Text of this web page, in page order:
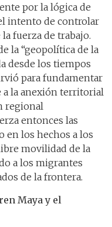
por la lógica de
intento de controlar
fuerza de trabajo.
la “geopolítica de la
desde los tiempos
para fundamentar
a la anexión territorial
regional
entonces las
en los hechos a los
movilidad de la
a los migrantes
de la frontera.
Maya y el